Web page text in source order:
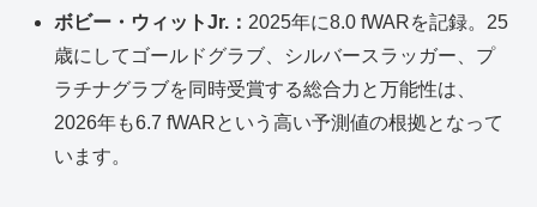
ボビー・ウィットJr.： 2025年に8.0 fWARを記録。25
歳にしてゴールドグラブ、シルバースラッガー、プ
ラチナグラブを同時受賞する総合力と万能性は、
2026年も6.7 fWARという高い予測値の根拠となって
います。